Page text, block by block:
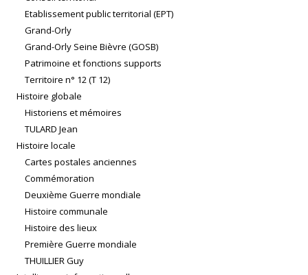
Etablissement public territorial (EPT)
Grand-Orly
Grand-Orly Seine Bièvre (GOSB)
Patrimoine et fonctions supports
Territoire n° 12 (T 12)
Histoire globale
Historiens et mémoires
TULARD Jean
Histoire locale
Cartes postales anciennes
Commémoration
Deuxième Guerre mondiale
Histoire communale
Histoire des lieux
Première Guerre mondiale
THUILLIER Guy